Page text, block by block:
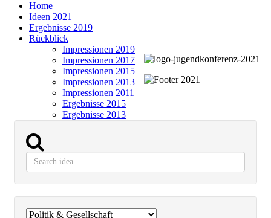
Home
Ideen 2021
Ergebnisse 2019
Rückblick
Impressionen 2019
Impressionen 2017
Impressionen 2015
Impressionen 2013
Impressionen 2011
Ergebnisse 2015
Ergebnisse 2013